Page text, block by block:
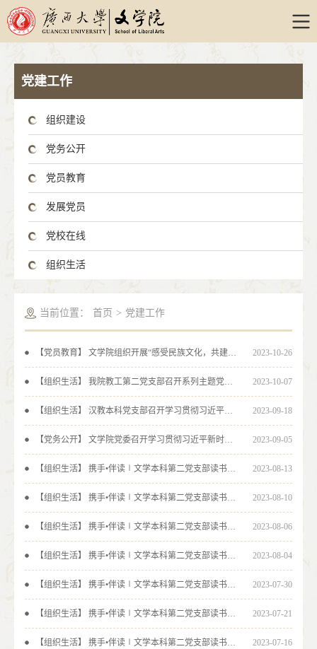
党建工作
组织建设
党务公开
党员教育
发展党员
党校在线
组织生活
当前位置： 首页 > 党建工作
【党员教育】 文学院组织开展“感受民族文化，共建壮美广西”实践教学活动 2023-10-26
【组织生活】 我院教工第二党支部召开系列主题党日活动 2023-10-07
【组织生活】 汉教本科党支部召开学习贯彻习近平新时代中国特色社会主义思想主题教育专题组织生活会 2023-09-18
【党务公开】 文学院党委召开学习贯彻习近平新时代中国特色社会主义思想主题教育专题民主生活会 2023-09-05
【组织生活】 携手•伴读∣文学本科第二党支部读书活动“晒一晒”作品展（十） 2023-08-13
【组织生活】 携手•伴读∣文学本科第二党支部读书活动“晒一晒”作品展（九） 2023-08-10
【组织生活】 携手•伴读∣文学本科第二党支部读书活动“晒一晒”作品展（八） 2023-08-06
【组织生活】 携手•伴读∣文学本科第二党支部读书活动“晒一晒”作品展（七） 2023-08-04
【组织生活】 携手•伴读∣文学本科第二党支部读书活动“晒一晒”作品展（六） 2023-07-30
【组织生活】 携手•伴读∣文学本科第二党支部读书活动“晒一晒”作品展（五） 2023-07-21
【组织生活】 携手•伴读∣文学本科第二党支部读书活动“晒一晒”作品展（四） 2023-07-16